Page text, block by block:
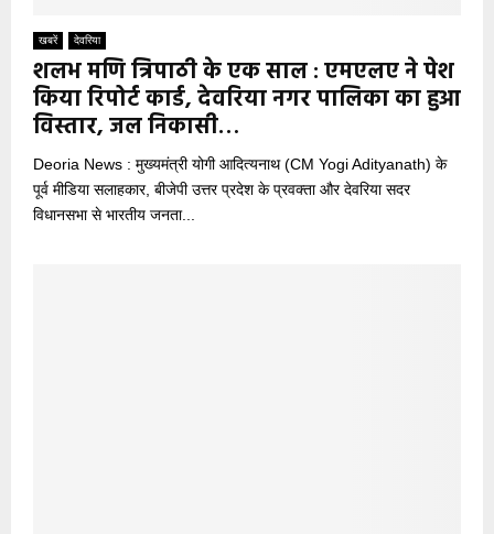
खबरें देवरिया
शलभ मणि त्रिपाठी के एक साल : एमएलए ने पेश
किया रिपोर्ट कार्ड, देवरिया नगर पालिका का हुआ
विस्तार, जल निकासी…
Deoria News : मुख्यमंत्री योगी आदित्यनाथ (CM Yogi Adityanath) के
पूर्व मीडिया सलाहकार, बीजेपी उत्तर प्रदेश के प्रवक्ता और देवरिया सदर
विधानसभा से भारतीय जनता...